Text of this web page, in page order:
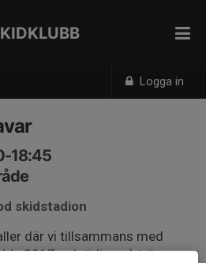
Logga in
18:45
skidstadion
där vi tillsammans med
2017 och tidigare) tränar